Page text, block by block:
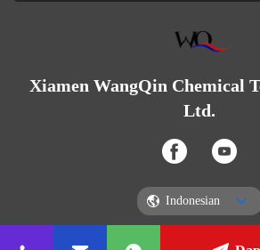
Xiamen WangQin Chemical
Ltd.
Indonesian